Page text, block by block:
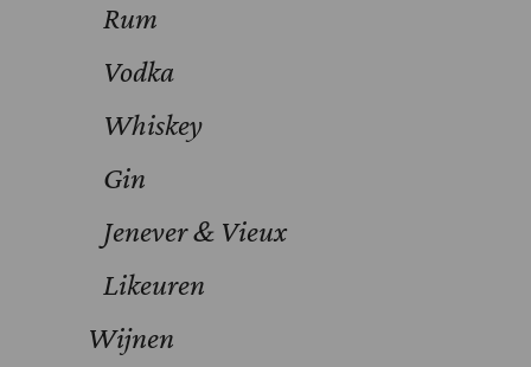
Rum
Vodka
Whiskey
Gin
Jenever & Vieux
Likeuren
Wijnen